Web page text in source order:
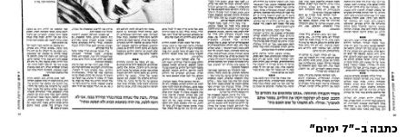
כתבה ב-"7 ימים"